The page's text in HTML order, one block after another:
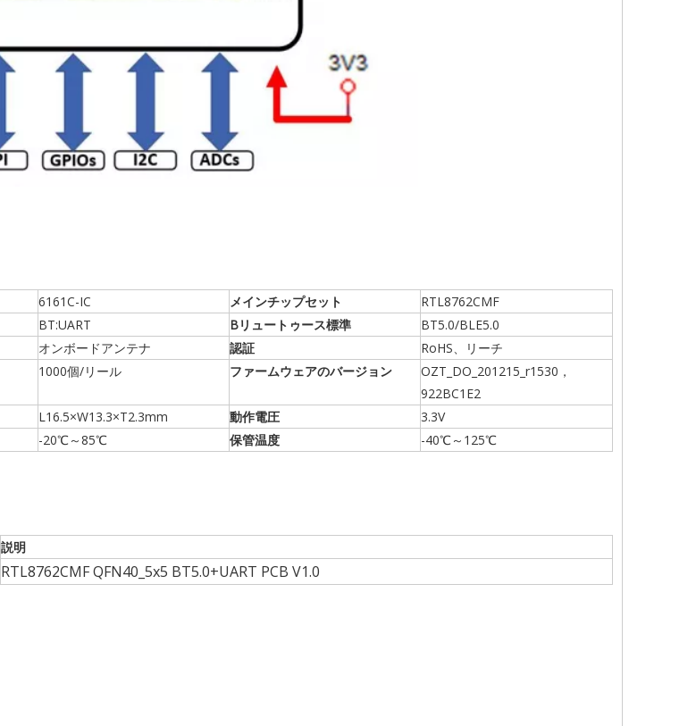
6161C-IC メインチップセット
RTL8762CMF
BT:UART Bリュートゥース標準
BT5.0/BLE5.0
オンボードアンテナ 認証
RoHS、リーチ
1000個/リール ファームウェアのバージョン
OZT_DO_201215_r1530，
922BC1E2
L16.5×W13.3×T2.3mm 動作電圧
3.3V
-20℃～85℃ 保管温度 -40℃～125℃
説明
RTL8762CMF QFN40_5x5 BT5.0+UART PCB V1.0